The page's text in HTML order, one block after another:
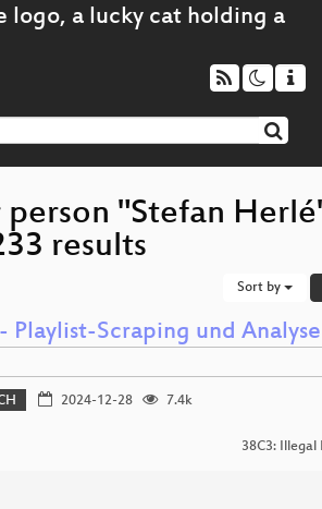
person "Stefan
results
Sort by
Playlist-Scraping und Analyse
2024-12-28
7.4k
38C3: Illegal